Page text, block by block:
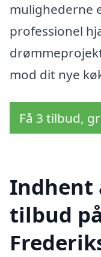
mulighederne
professionel
mod dit nye
Få 3 tilbud,
Indhent
tilbud